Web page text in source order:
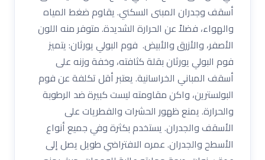
أسقف وجدران المبنى السكني. يقاوم ضغط المياه
والهواء، فضلاً عن الحرارة الشديدة. متوفر منه اللون
الأصفر، والأزرق والأبيض. فوم البولي يورثان: يتميز
فوم البولي يورثان بقلة كثافته، وخفة وزنه على
أسقف المباني الخراسانية. يعتبر أقل تكلفة عن فوم
البولسترين، واكن مقاومته ليست كبيرة ضد الرطوبة
والحرارة. يمنع ظهور الحشرات والفطريات على
الأسقف والجدران. يستخدم بكثرة وفي جميع أنواع
الأسطح والجدران. عمره الافتراضي طويل يصل إلى